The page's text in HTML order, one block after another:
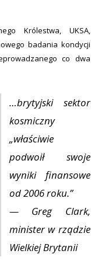
Królestwa, UKSA,
badania kondycji
co dwa
…brytyjski sektor
kosmiczny
„właściwie
podwoił swoje
wyniki finansowe
od 2006 roku.”
— Greg Clark,
minister w rządzie
Wielkiej Brytanii